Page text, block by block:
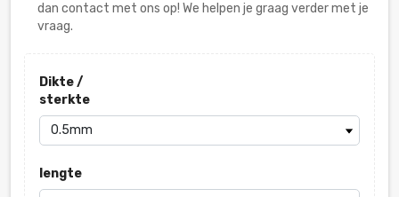
dan contact met ons op! We helpen je graag verder met je
vraag.
Dikte /
sterkte
lengte